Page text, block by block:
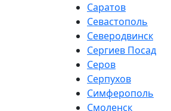
Саратов
Севастополь
Северодвинск
Сергиев Посад
Серов
Серпухов
Симферополь
Смоленск